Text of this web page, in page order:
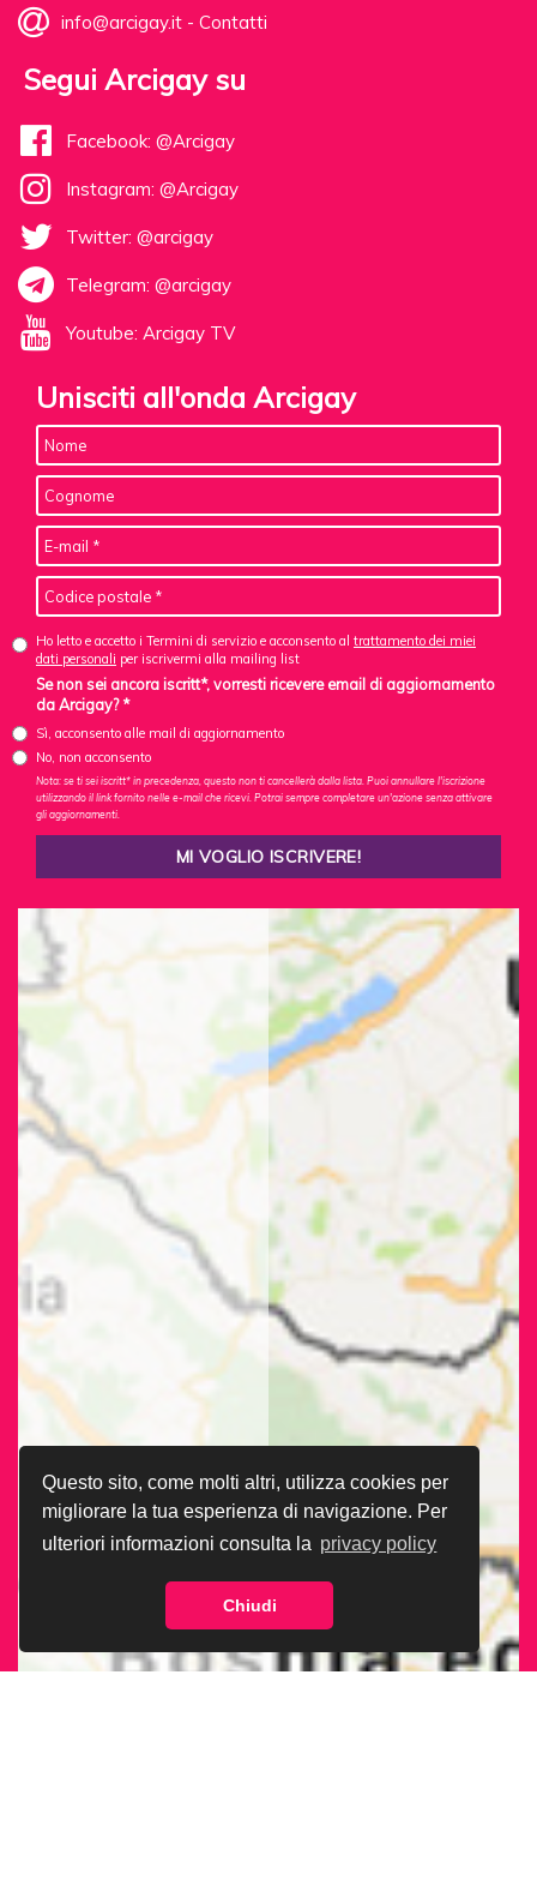
Questo sito, come molti altri, utilizza cookies per
migliorare la tua esperienza di navigazione. Per
ulteriori informazioni consulta la privacy policy
Chiudi
info@arcigay.it - Contatti
Segui Arcigay su
Facebook: @Arcigay
Instagram: @Arcigay
Twitter: @arcigay
Telegram: @arcigay
Youtube: Arcigay TV
Unisciti all'onda Arcigay
Ho letto e accetto i Termini di servizio e acconsento al trattamento dei miei
dati personali per iscrivermi alla mailing list
Se non sei ancora iscritt*, vorresti ricevere email di aggiornamento
da Arcigay? *
Sì, acconsento alle mail di aggiornamento
No, non acconsento
Nota: se ti sei iscritt* in precedenza, questo non ti cancellerà dalla lista. Puoi annullare l'iscrizione
utilizzando il link fornito nelle e-mail che ricevi. Potrai sempre completare un'azione senza attivare
gli aggiornamenti.